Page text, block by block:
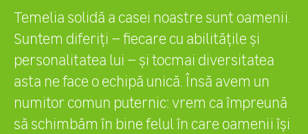
Temelia solidă a casei noastre sunt oamenii.
Suntem diferiți – fiecare cu abilitățile și
personalitatea lui – și tocmai diversitatea
asta ne face o echipă unică. Însă avem un
numitor comun puternic: vrem ca împreună
să schimbăm în bine felul în care oamenii își